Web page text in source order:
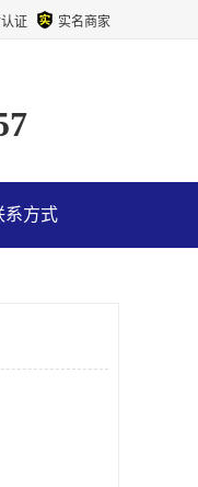
证 实名商家
系方式